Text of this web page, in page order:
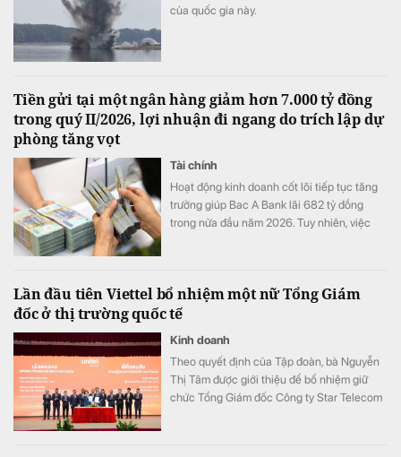
của quốc gia này.
Tiền gửi tại một ngân hàng giảm hơn 7.000 tỷ đồng
trong quý II/2026, lợi nhuận đi ngang do trích lập dự
phòng tăng vọt
Tài chính
Hoạt động kinh doanh cốt lõi tiếp tục tăng
trưởng giúp Bac A Bank lãi 682 tỷ đồng
trong nửa đầu năm 2026. Tuy nhiên, việc
ngân hàng.
Lần đầu tiên Viettel bổ nhiệm một nữ Tổng Giám
đốc ở thị trường quốc tế
Kinh doanh
Theo quyết định của Tập đoàn, bà Nguyễn
Thị Tâm được giới thiệu để bổ nhiệm giữ
chức Tổng Giám đốc Công ty Star Telecom